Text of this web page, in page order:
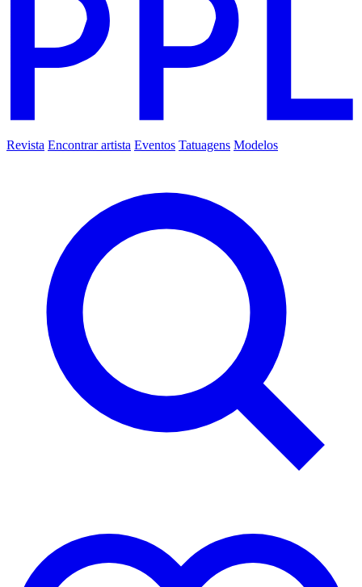
Revista Encontrar artista Eventos Tatuagens Modelos